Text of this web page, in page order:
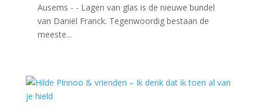
Ausems - - Lagen van glas is de nieuwe bundel
van Daniël Franck. Tegenwoordig bestaan de
meeste...